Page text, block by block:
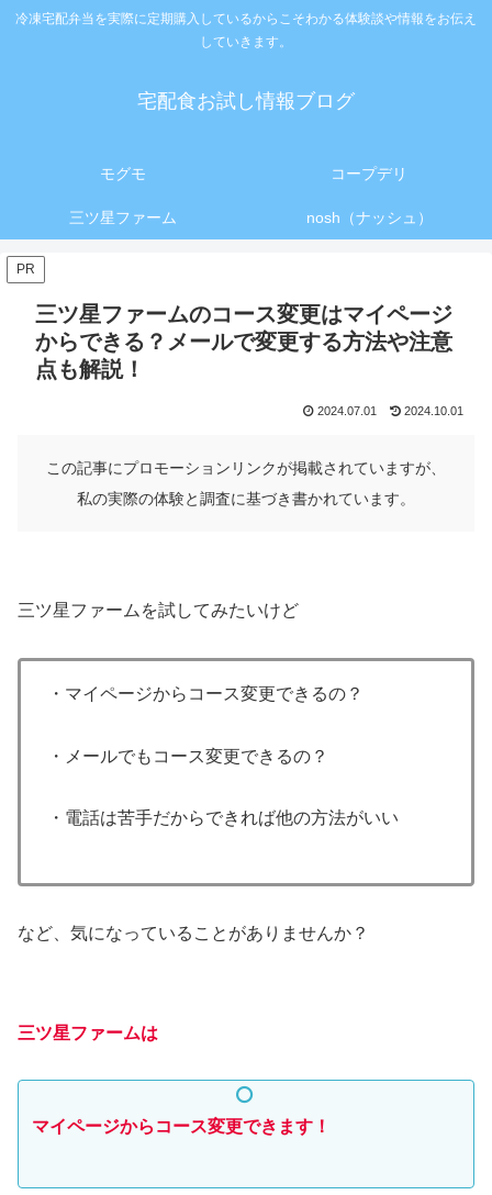
冷凍宅配弁当を実際に定期購入しているからこそわかる体験談や情報をお伝え
していきます。
宅配食お試し情報ブログ
モグモ コープデリ
三ツ星ファーム nosh（ナッシュ）
PR
三ツ星ファームのコース変更はマイページ
からできる？メールで変更する方法や注意
点も解説！
2024.07.01 2024.10.01
この記事にプロモーションリンクが掲載されていますが、
私の実際の体験と調査に基づき書かれています。
三ツ星ファームを試してみたいけど
・マイページからコース変更できるの？
・メールでもコース変更できるの？
・電話は苦手だからできれば他の方法がいい
など、気になっていることがありませんか？
三ツ星ファームは
マイページからコース変更できます！